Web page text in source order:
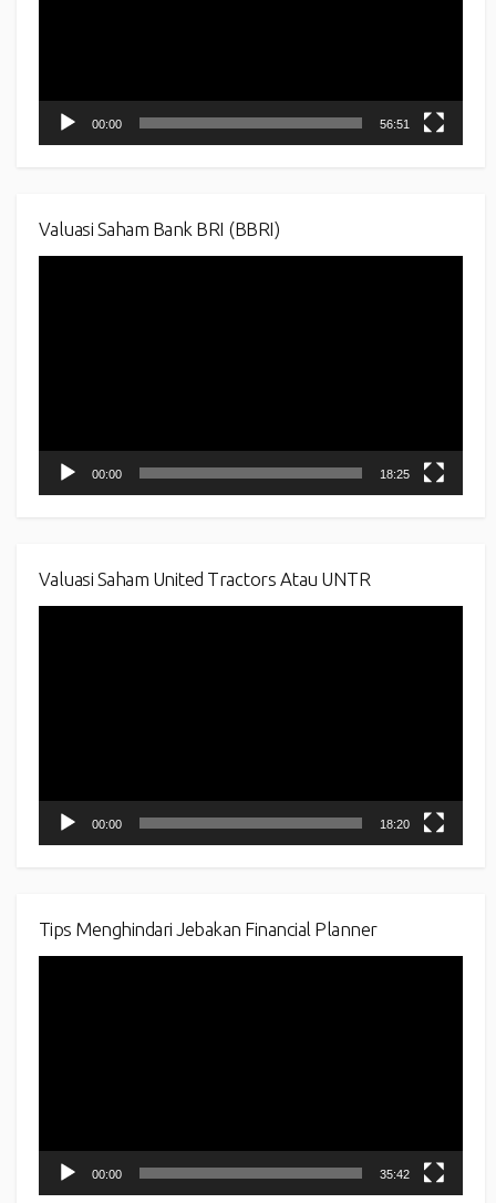
00:00 56:51
Valuasi Saham Bank BRI (BBRI)
00:00 18:25
Valuasi Saham United Tractors Atau UNTR
00:00 18:20
Tips Menghindari Jebakan Financial Planner
00:00 35:42